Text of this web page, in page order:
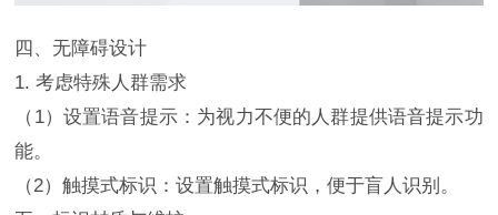
四、无障碍设计
1. 考虑特殊人群需求
（1）设置语音提示：为视力不便的人群提供语音提示功
能。
（2）触摸式标识：设置触摸式标识，便于盲人识别。